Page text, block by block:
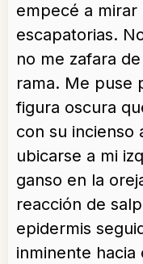
empecé a mirar
escapatorias.
no me zafara
rama. Me puse
figura oscura
con su incienso
ubicarse a mi
ganso en la
reacción de
epidermis
inminente